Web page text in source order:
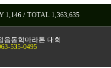
1,146 / TOTAL 1,363,635
읍동학마라톤 대회
535-0495